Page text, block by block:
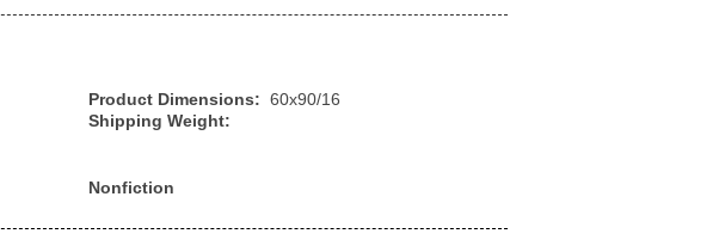
Product Dimensions: 60x90/16
Shipping Weight:
Nonfiction